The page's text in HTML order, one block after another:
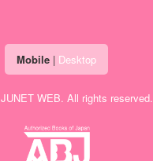
Mobile| Desktop
JUNET WEB. All rights reserved.